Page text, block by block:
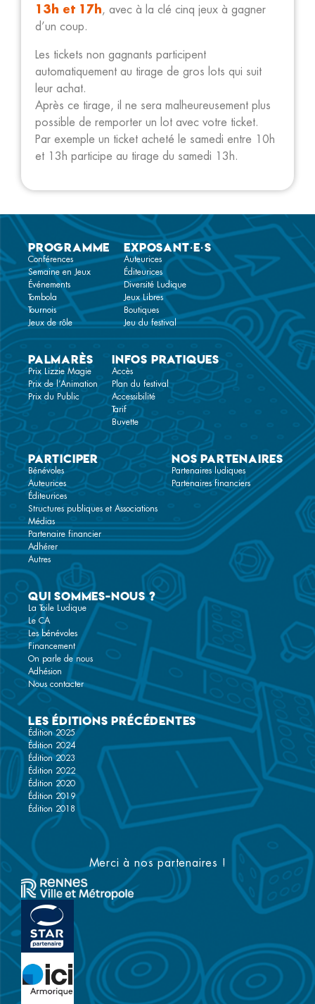
13h et 17h, avec à la clé cinq jeux à gagner
d’un coup.
Les tickets non gagnants participent
automatiquement au tirage de gros lots qui suit
leur achat.
Après ce tirage, il ne sera malheureusement plus
possible de remporter un lot avec votre ticket.
Par exemple un ticket acheté le samedi entre 10h
et 13h participe au tirage du samedi 13h.
Programme
Conférences
Semaine en Jeux
Événements
Tombola
Tournois
Jeux de rôle
Exposant·e·s
Auteurices
Éditeurices
Diversité Ludique
Jeux Libres
Boutiques
Jeu du festival
Palmarès
Prix Lizzie Magie
Prix de l’Animation
Prix du Public
Infos pratiques
Accès
Plan du festival
Accessibilité
Tarif
Buvette
Participer
Bénévoles
Auteurices
Éditeurices
Structures publiques et Associations
Médias
Partenaire financier
Adhérer
Autres
Nos partenaires
Partenaires ludiques
Partenaires financiers
Qui sommes-nous ?
La Toile Ludique
Le CA
Les bénévoles
Financement
On parle de nous
Adhésion
Nous contacter
Les éditions précédentes
Édition 2025
Édition 2024
Édition 2023
Édition 2022
Édition 2020
Édition 2019
Édition 2018
Merci à nos partenaires !